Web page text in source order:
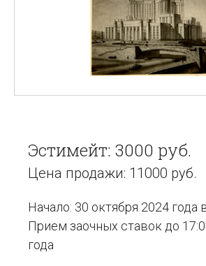
Эстимейт: 3000 руб.
Цена продажи: 11000 руб.
Начало: 30 октября 2024 года
Прием заочных ставок до
года